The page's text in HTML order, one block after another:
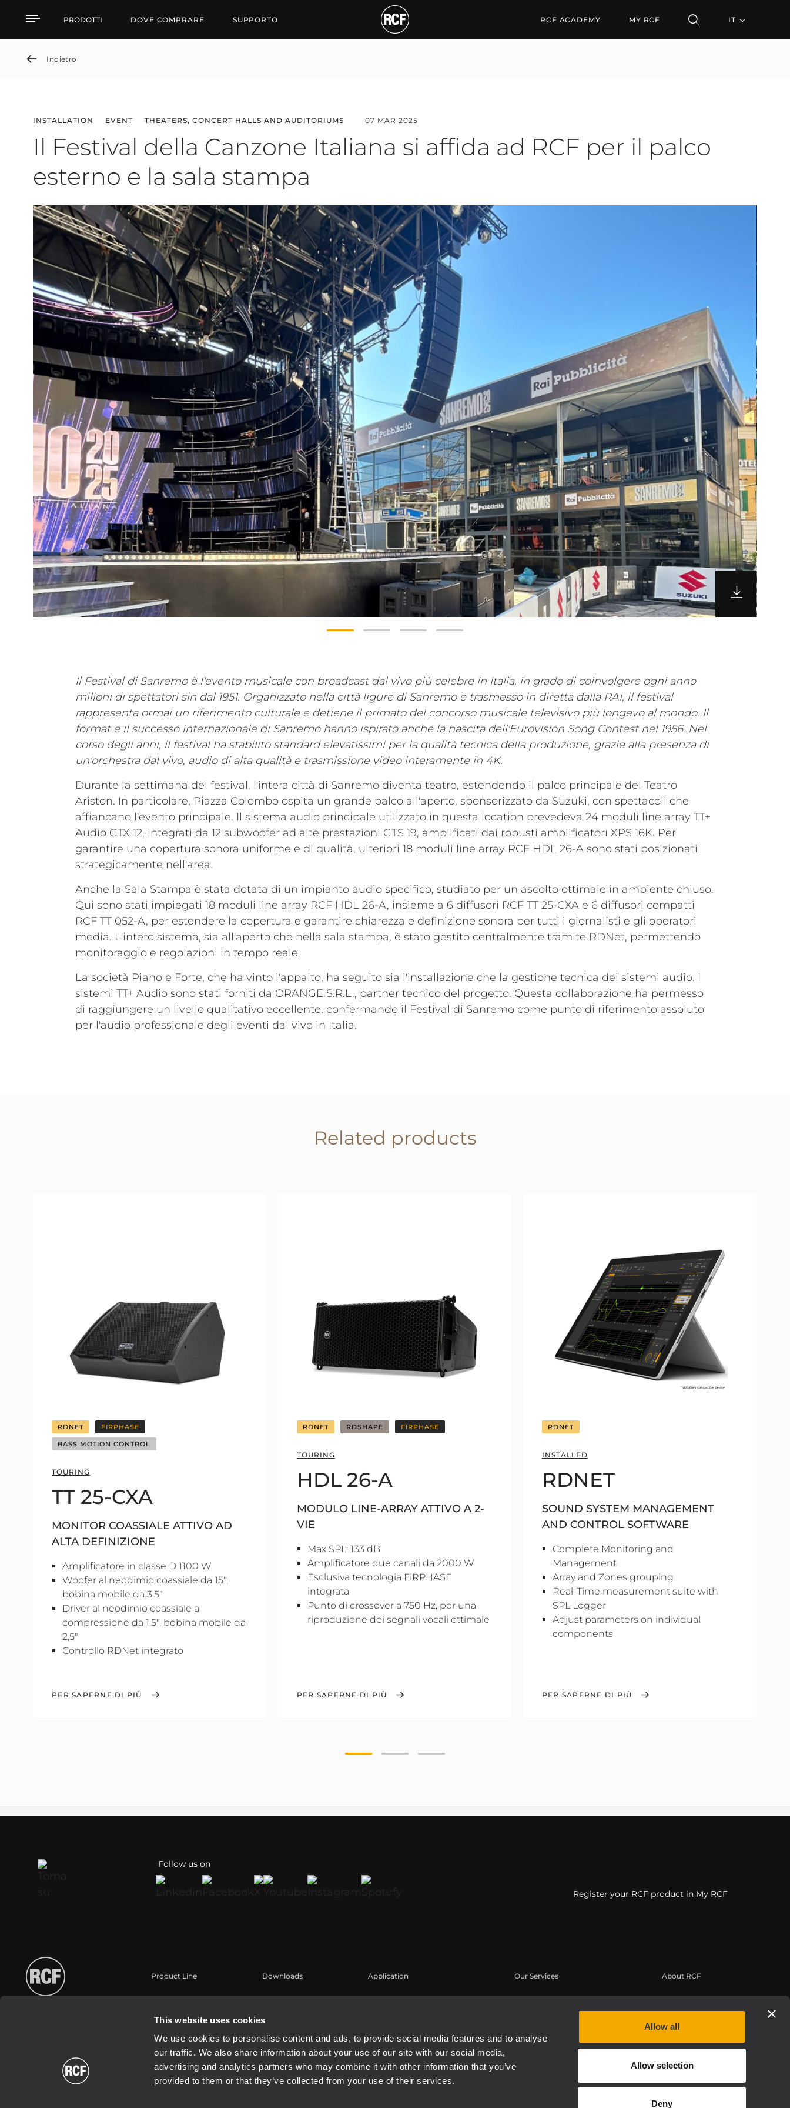
This website uses cookies
We use cookies to personalise content and ads, to provide social media features and to analyse
our traffic. We also share information about your use of our site with our social media,
advertising and analytics partners who may combine it with other information that you’ve
provided to them or that they’ve collected from your use of their services.
Allow all
Allow selection
Deny
Il Festival della Canzone Italiana si affida ad RCF per il palco esterno e
PRODOTTI DOVE COMPRARE SUPPORTO RCF ACADEMY MY RCF IT
Indietro
INSTALLATION EVENT THEATERS, CONCERT HALLS AND AUDITORIUMS 07 MAR 2025
Il Festival della Canzone Italiana si affida ad RCF per il palco
esterno e la sala stampa
Il Festival di Sanremo è l'evento musicale con broadcast dal vivo più celebre in Italia, in grado di coinvolgere ogni anno
milioni di spettatori sin dal 1951. Organizzato nella città ligure di Sanremo e trasmesso in diretta dalla RAI, il festival
rappresenta ormai un riferimento culturale e detiene il primato del concorso musicale televisivo più longevo al mondo. Il
format e il successo internazionale di Sanremo hanno ispirato anche la nascita dell'Eurovision Song Contest nel 1956. Nel
corso degli anni, il festival ha stabilito standard elevatissimi per la qualità tecnica della produzione, grazie alla presenza di
un'orchestra dal vivo, audio di alta qualità e trasmissione video interamente in 4K.
Durante la settimana del festival, l'intera città di Sanremo diventa teatro, estendendo il palco principale del Teatro
Ariston. In particolare, Piazza Colombo ospita un grande palco all'aperto, sponsorizzato da Suzuki, con spettacoli che
affiancano l'evento principale. Il sistema audio principale utilizzato in questa location prevedeva 24 moduli line array TT+
Audio GTX 12, integrati da 12 subwoofer ad alte prestazioni GTS 19, amplificati dai robusti amplificatori XPS 16K. Per
garantire una copertura sonora uniforme e di qualità, ulteriori 18 moduli line array RCF HDL 26-A sono stati posizionati
strategicamente nell'area.
Anche la Sala Stampa è stata dotata di un impianto audio specifico, studiato per un ascolto ottimale in ambiente chiuso.
Qui sono stati impiegati 18 moduli line array RCF HDL 26-A, insieme a 6 diffusori RCF TT 25-CXA e 6 diffusori compatti
RCF TT 052-A, per estendere la copertura e garantire chiarezza e definizione sonora per tutti i giornalisti e gli operatori
media. L'intero sistema, sia all'aperto che nella sala stampa, è stato gestito centralmente tramite RDNet, permettendo
monitoraggio e regolazioni in tempo reale.
La società Piano e Forte, che ha vinto l'appalto, ha seguito sia l'installazione che la gestione tecnica dei sistemi audio. I
sistemi TT+ Audio sono stati forniti da ORANGE S.R.L., partner tecnico del progetto. Questa collaborazione ha permesso
di raggiungere un livello qualitativo eccellente, confermando il Festival di Sanremo come punto di riferimento assoluto
per l'audio professionale degli eventi dal vivo in Italia.
Related products
RDNET FIRPHASE
BASS MOTION CONTROL
TOURING
TT 25-CXA
MONITOR COASSIALE ATTIVO AD
ALTA DEFINIZIONE
Amplificatore in classe D 1100 W
Woofer al neodimio coassiale da 15",
bobina mobile da 3,5"
Driver al neodimio coassiale a
compressione da 1,5", bobina mobile da
2,5"
Controllo RDNet integrato
PER SAPERNE DI PIÙ
RDNET RDSHAPE FIRPHASE
TOURING
HDL 26-A
MODULO LINE-ARRAY ATTIVO A 2-
VIE
Max SPL: 133 dB
Amplificatore due canali da 2000 W
Esclusiva tecnologia FiRPHASE
integrata
Punto di crossover a 750 Hz, per una
riproduzione dei segnali vocali ottimale
PER SAPERNE DI PIÙ
RDNET
INSTALLED
RDNET
SOUND SYSTEM MANAGEMENT
AND CONTROL SOFTWARE
Complete Monitoring and
Management
Array and Zones grouping
Real-Time measurement suite with
SPL Logger
Adjust parameters on individual
components
PER SAPERNE DI PIÙ
Follow us on
Register your RCF product in My RCF
Product Line
Touring
Commercial
Trasduttori
Downloads Application Our Services
Webinar On-Demand
Buy Authentic
About RCF
Lavora con Noi
News
Chi siamo
Etica, Compliance e Integrità